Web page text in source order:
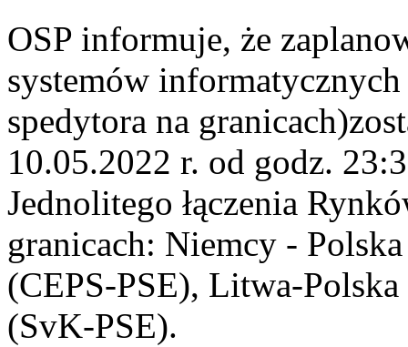
OSP informuje, że
systemów
spedytora na
10.05.2022 r. od godz.
Jednolitego łączenia
granicach: Niemcy -
(CEPS-PSE), Litwa-
(SvK-PSE).